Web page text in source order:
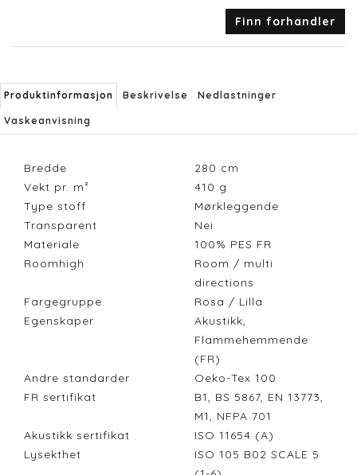
Finn forhandler
Produktinformasjon Beskrivelse Nedlastninger
Vaskeanvisning
Bredde 280 cm
Vekt pr. m²
410 g
Type stoff
Mørkleggende
Transparent
Nei
Materiale
100% PES FR
Roomhigh
Room / multi
directions
Fargegruppe
Rosa / Lilla
Egenskaper
Akustikk,
Flammehemmende
(FR)
Andre standarder
Oeko-Tex 100
FR sertifikat
B1, BS 5867, EN 13773,
M1, NFPA 701
Akustikk sertifikat
ISO 11654 (A)
Lysekthet
ISO 105 B02 SCALE 5